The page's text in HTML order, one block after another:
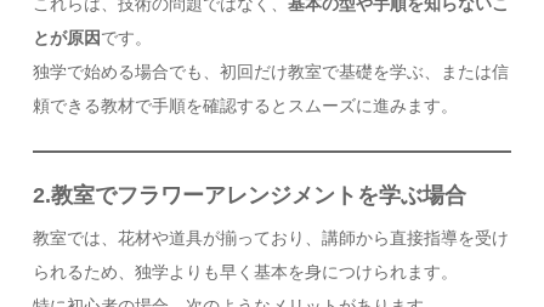
とが原因です。
独学で始める場合でも、初回だけ教室で基礎を学ぶ、または信
頼できる教材で手順を確認するとスムーズに進みます。
2.教室でフラワーアレンジメントを学ぶ場合
教室では、花材や道具が揃っており、講師から直接指導を受け
られるため、独学よりも早く基本を身につけられます。